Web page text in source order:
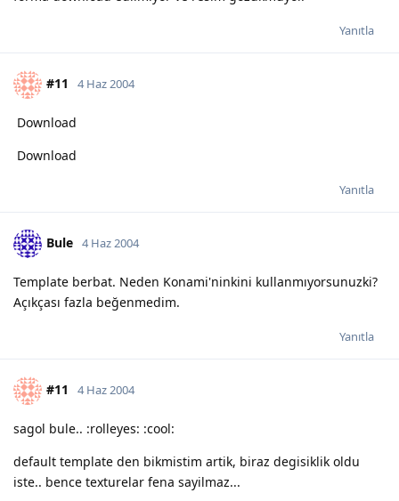
Yanıtla
#11 4 Haz 2004
Download
Download
Yanıtla
Bule 4 Haz 2004
Template berbat. Neden Konami'ninkini kullanmıyorsunuzki?
Açıkçası fazla beğenmedim.
Yanıtla
#11 4 Haz 2004
sagol bule.. :rolleyes: :cool:
default template den bikmistim artik, biraz degisiklik oldu
iste.. bence texturelar fena sayilmaz...